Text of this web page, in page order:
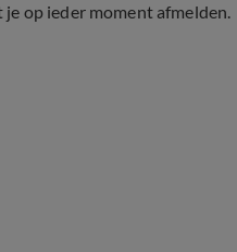
op ieder moment afmelden.